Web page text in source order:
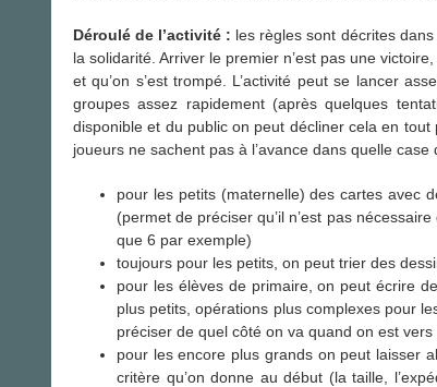
Déroulé de l’activité : les règles sont décrites
la solidarité. Arriver le premier n’est pas une
et qu’on s’est trompé. L’activité peut se lancer
groupes assez rapidement (après quelques
disponible et du public on peut décliner cela en
joueurs ne sachent pas à l’avance dans quelle case
pour les petits (maternelle) des cartes avec
(permet de préciser qu’il n’est pas
que 6 par exemple)
toujours pour les petits, on peut trier des
pour les élèves de primaire, on peut écrire
plus petits, opérations plus complexes pour
préciser de quel côté on va quand on est vers
pour les encore plus grands on peut laisser
critère qu’on donne au début (la taille,